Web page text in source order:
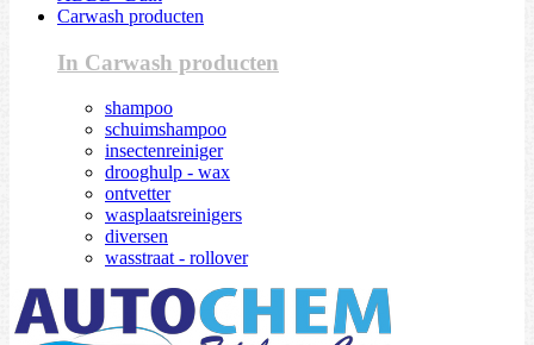
Carwash producten
In Carwash producten
shampoo
schuimshampoo
insectenreiniger
drooghulp - wax
ontvetter
wasplaatsreinigers
diversen
wasstraat - rollover